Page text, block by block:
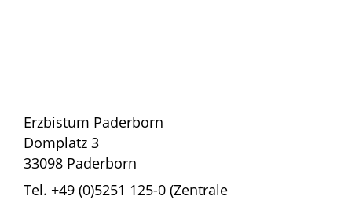
Erzbistum Paderborn
Domplatz 3
33098 Paderborn
Tel. +49 (0)5251 125-0 (Zentrale